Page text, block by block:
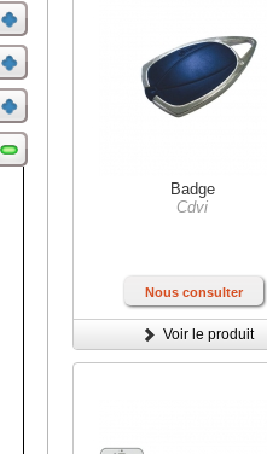
Badge
Cdvi
Nous consulter
Voir le produit